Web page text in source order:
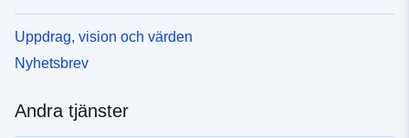
Uppdrag, vision och värden
Nyhetsbrev
Andra tjänster